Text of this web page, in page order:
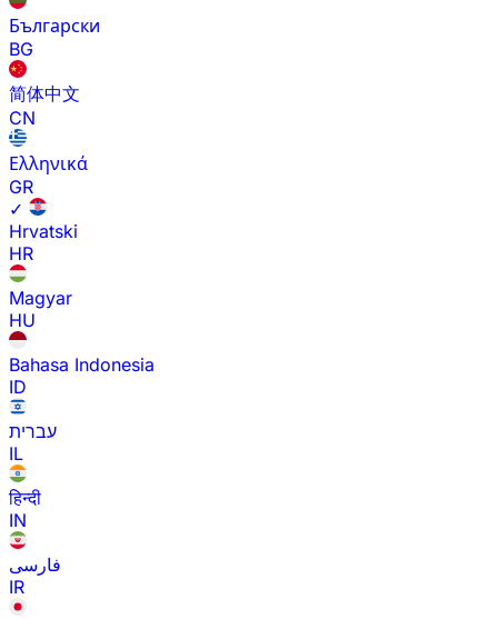
Български
BG
简体中文
CN
Ελληνικά
GR
✓
Hrvatski
HR
Magyar
HU
Bahasa Indonesia
ID
עברית
IL
हिन्दी
IN
فارسی
IR